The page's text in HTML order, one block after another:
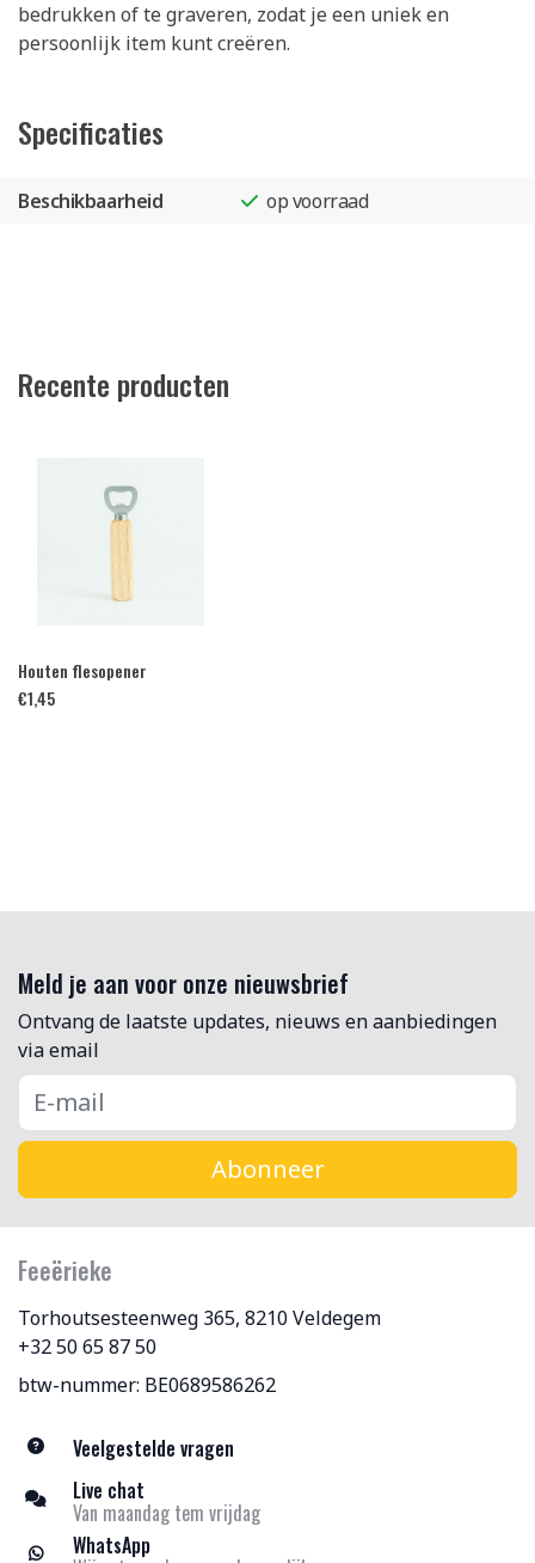
bedrukken of te graveren, zodat je een uniek en
persoonlijk item kunt creëren.
Specificaties
Beschikbaarheid op voorraad
Recente producten
Houten flesopener
€1,45
Meld je aan voor onze nieuwsbrief
Ontvang de laatste updates, nieuws en aanbiedingen
via email
Abonneer
Feeërieke
Torhoutsesteenweg 365, 8210 Veldegem
+32 50 65 87 50
btw-nummer: BE0689586262
Veelgestelde vragen
Live chat
Van maandag tem vrijdag
WhatsApp